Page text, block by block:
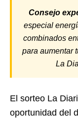
Consejo
especial
combinados
para aumentar
La
El sorteo La
oportunidad del